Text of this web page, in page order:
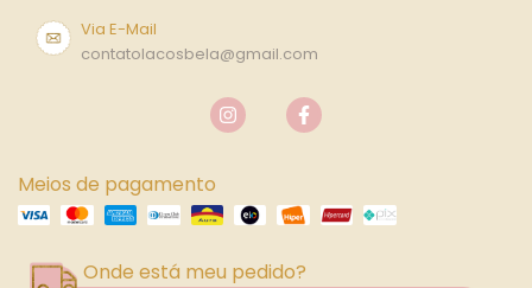
Via E-Mail
contatolacosbela@gmail.com
Meios de pagamento
Onde está meu pedido?